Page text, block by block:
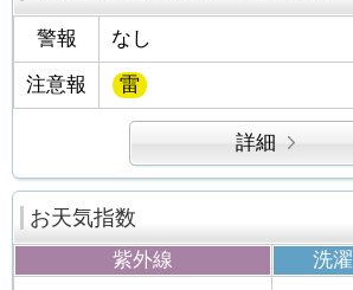
警報 なし
注意報 雷
詳細
お天気指数
紫外線 洗濯